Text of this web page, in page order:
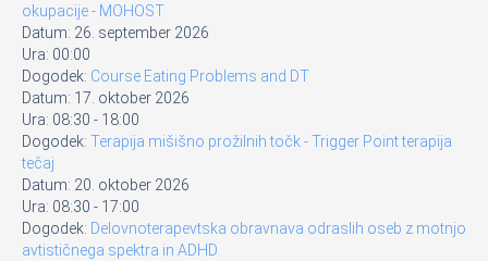
okupacije - MOHOST
Datum: 26. september 2026
Ura: 00:00
Dogodek: Course Eating Problems and DT
Datum: 17. oktober 2026
Ura: 08:30 - 18:00
Dogodek: Terapija mišišno prožilnih točk - Trigger Point terapija
tečaj
Datum: 20. oktober 2026
Ura: 08:30 - 17:00
Dogodek: Delovnoterapevtska obravnava odraslih oseb z motnjo
avtističnega spektra in ADHD